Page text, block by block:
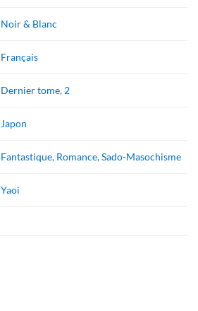
Noir & Blanc
Français
Dernier tome, 2
Japon
Fantastique, Romance,Sado-Masochisme
Yaoi